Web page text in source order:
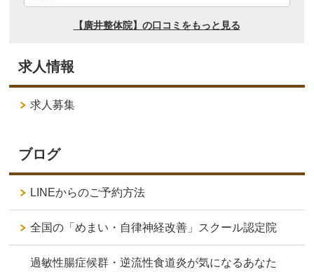
求人情報
求人募集
ブログ
LINEからのご予約方法
全国の「めまい・自律神経改善」スクール認定院
過敏性腸症候群・逆流性食道炎が気になるあなた